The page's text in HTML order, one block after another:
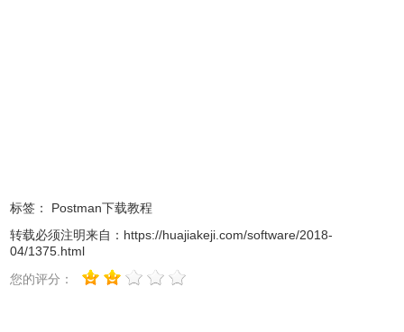
Name=Postman
Exec=postman
Icon=/opt/Postman/resources/app/assets/icon.png
Terminal=false
标签：
Postman下载教程
转载必须注明来自： https://huajiakeji.com/software/2018-
04/1375.html
您的评分：